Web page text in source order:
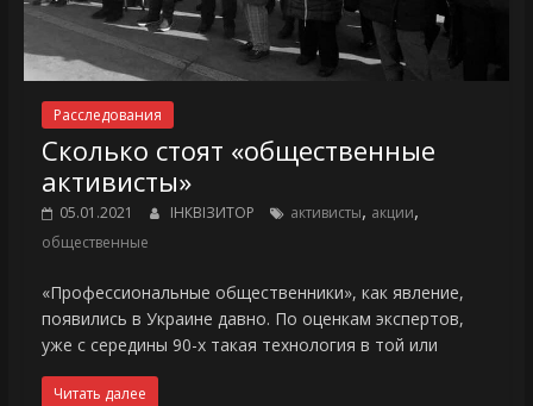
Расследования
Сколько стоят «общественные
активисты»
05.01.2021 ІНКВІЗИТОР активисты, акции,
общественные
«Профессиональные общественники», как явление,
появились в Украине давно. По оценкам экспертов,
уже с середины 90-х такая технология в той или
Читать далее